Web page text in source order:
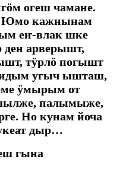
огеш чамане.
Юмо кажнынам
еҥ-влак шке
ден арверышт,
тӱрлӧ погышт
угыч ышташ,
ӱмырым от
палымыже,
Но кунам йоча
дыр…
гына